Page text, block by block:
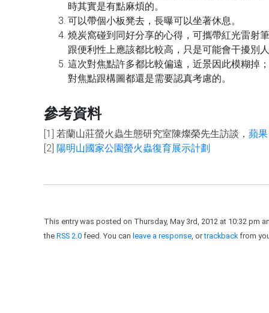
時其實是有點麻煩的。
可以帶個小板凳去，長曝可以坐著休息。
燒炭窩碰到同好分享的心得，可攜帶紅光雷射
跟便利性上應該都比較高，只是可能會干擾別
這次對焦點許多都比較偏遠，近景因此模糊掉
對焦點跟構圖都還是需要認真考慮的。
參考資料
[1] 若蘭山莊螢火蟲生態研究室陳燦榮先生訪談， 蘋
[2] 陽明山國家公園螢火蟲復育展示計劃
This entry was posted on Thursday, May 3rd, 2012 at 10:32 pm
the RSS 2.0 feed. You can leave a response, ortrackbackfrom